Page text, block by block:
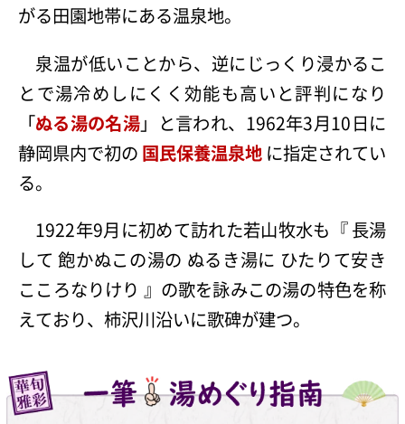
がる田園地帯にある温泉地。
泉温が低いことから、逆にじっくり浸かるこ
とで湯冷めしにくく効能も高いと評判になり
「ぬる湯の名湯」と言われ、1962年3月10日に
静岡県内で初の 国民保養温泉地 に指定されてい
る。
1922年9月に初めて訪れた若山牧水も『 長湯
して 飽かぬこの湯の ぬるき湯に ひたりて安き
こころなりけり 』の歌を詠みこの湯の特色を称
えており、柿沢川沿いに歌碑が建つ。